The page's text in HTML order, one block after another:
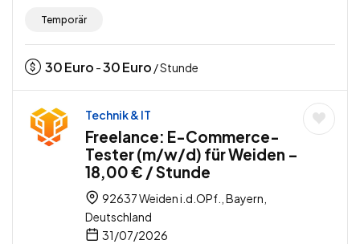
Temporär
30Euro -30Euro / Stunde
Technik & IT
Freelance: E-Commerce-
Tester (m/w/d) für Weiden –
18,00 € / Stunde
92637 Weiden i.d.OPf., Bayern,
Deutschland
31/07/2026